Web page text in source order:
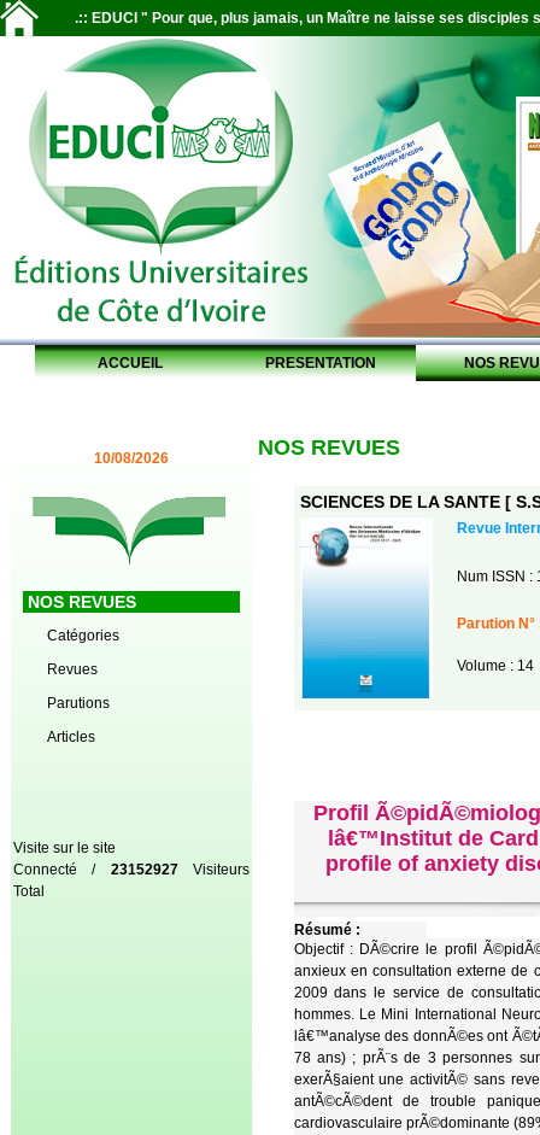
.:: EDUCI " Pour que, plus jamais, un Maître ne laisse ses disciples
ACCUEIL PRESENTATION NOS
10/08/2026
NOS REVUES
Catégories
Revues
Parutions
Articles
Visite sur le site
Connecté / 23152927Visiteurs
Total
NOS REVUES
SCIENCES DE LA SANTE [
Revue
Num ISSN :
Parution N°
Volume : 14
Profil
lâ€™Institut de
profile of anxiety
Résumé :
Objectif : DÃ©crire le profil
anxieux en consultation externe de
2009 dans le service de
hommes. Le Mini International
lâ€™analyse des donnÃ©es ont
78 ans) ; prÃ¨s de 3 personnes
exerÃ§aient une activitÃ© sans
antÃ©cÃ©dent de trouble
cardiovasculaire prÃ©dominante